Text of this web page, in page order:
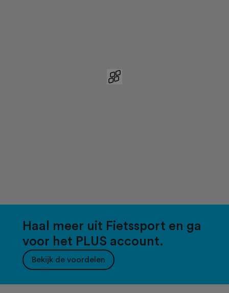
Haal meer uit Fietssport en ga
voor het PLUS account.
Bekijk de voordelen